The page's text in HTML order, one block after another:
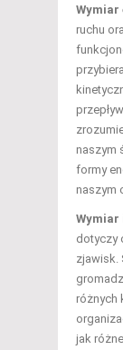
Wymiar
ruchu
naszym
formy
naszym
dotyczy
zjawisk.
różnych
jak